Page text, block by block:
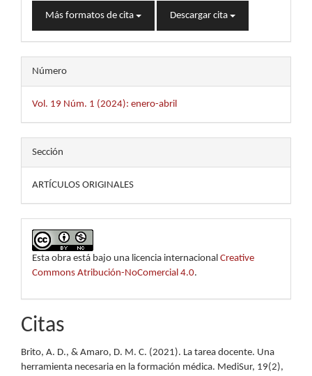
Más formatos de cita Descargar cita
Número
Vol. 19 Núm. 1 (2024): enero-abril
Sección
ARTÍCULOS ORIGINALES
Esta obra está bajo una licencia internacional Creative
Commons Atribución-NoComercial 4.0.
Citas
Brito, A. D., & Amaro, D. M. C. (2021). La tarea docente. Una
herramienta necesaria en la formación médica. MediSur, 19(2),